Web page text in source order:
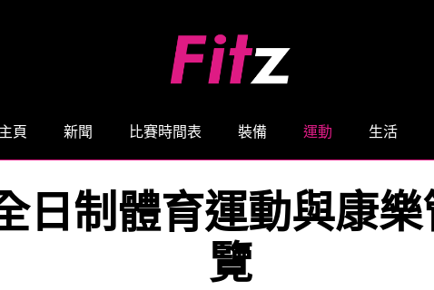
主頁 新聞 比賽時間表 裝備 運動 生活
日制體育運動與康
覽